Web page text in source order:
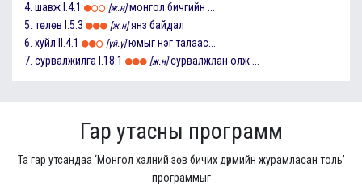
4. шавж I.4.1 [ж.н] монгол бичгийн ...
5. төлөв I.5.3 [ж.н] янз байдал
6. хуйл II.4.1 [үй.ү] юмыг нэг талаас...
7. сурвалжилга I.18.1 [ж.н] сурвалжлан олж ...
Гар утасны программ
Та гар утсандаа ‘Монгол хэлний зөв бичих дүрмийн журамласан толь’
программыг